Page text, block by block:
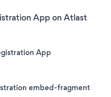
App on Atlast
App
embed-fragment